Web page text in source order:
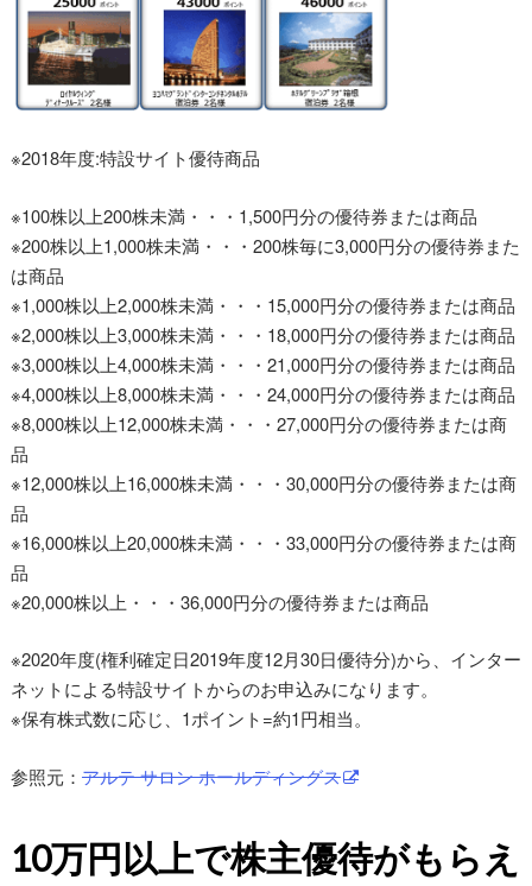
※2018年度:特設サイト優待商品
※100株以上200株未満・・・1,500円分の優待券または商品
※200株以上1,000株未満・・・200株毎に3,000円分の優待券また
は商品
※1,000株以上2,000株未満・・・15,000円分の優待券または商品
※2,000株以上3,000株未満・・・18,000円分の優待券または商品
※3,000株以上4,000株未満・・・21,000円分の優待券または商品
※4,000株以上8,000株未満・・・24,000円分の優待券または商品
※8,000株以上12,000株未満・・・27,000円分の優待券または商
品
※12,000株以上16,000株未満・・・30,000円分の優待券または商
品
※16,000株以上20,000株未満・・・33,000円分の優待券または商
品
※20,000株以上・・・36,000円分の優待券または商品
※2020年度(権利確定日2019年度12月30日優待分)から、インター
ネットによる特設サイトからのお申込みになります。
※保有株式数に応じ、1ポイント=約1円相当。
参照元： アルテ サロン ホールディングス
10万円以上で株主優待がもらえ